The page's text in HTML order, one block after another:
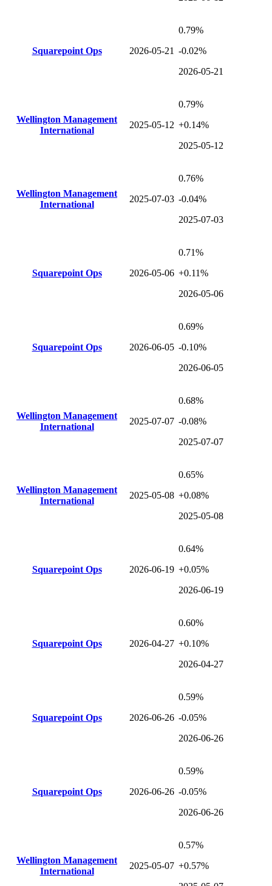
Squarepoint Ops 2026-05-21
0.79%
-0.02%
2026-05-21
Wellington Management
International
2025-05-12
0.79%
+0.14%
2025-05-12
Wellington Management
International
2025-07-03
0.76%
-0.04%
2025-07-03
Squarepoint Ops 2026-05-06
0.71%
+0.11%
2026-05-06
Squarepoint Ops 2026-06-05
0.69%
-0.10%
2026-06-05
Wellington Management
International
2025-07-07
0.68%
-0.08%
2025-07-07
Wellington Management
International
2025-05-08
0.65%
+0.08%
2025-05-08
Squarepoint Ops 2026-06-19
0.64%
+0.05%
2026-06-19
Squarepoint Ops 2026-04-27
0.60%
+0.10%
2026-04-27
Squarepoint Ops 2026-06-26
0.59%
-0.05%
2026-06-26
Squarepoint Ops 2026-06-26
0.59%
-0.05%
2026-06-26
Wellington Management
International
2025-05-07
0.57%
+0.57%